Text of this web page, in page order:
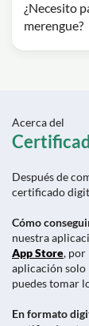
¿Necesito
merengue?
Acerca del
Después de
certificado
Cómo
nuestra
App Store, por
aplicación solo
puedes tomar
En formato